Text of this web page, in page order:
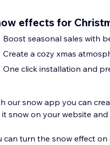
effects for
Boost seasonal sales with
Create a cozy xmas
One click installation and
our snow app you can
it snow on your website
can turn the snow effect